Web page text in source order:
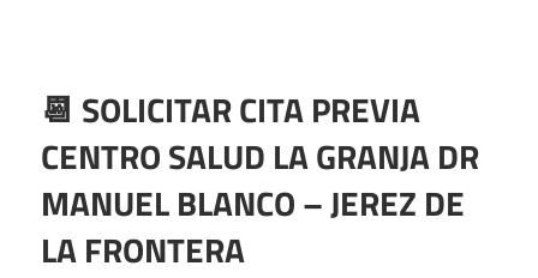
📆 SOLICITAR CITA PREVIA
CENTRO SALUD LA GRANJA DR
MANUEL BLANCO – JEREZ DE
LA FRONTERA